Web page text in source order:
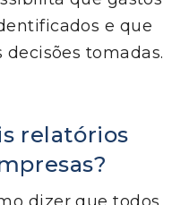
e que
tomadas.
relatórios